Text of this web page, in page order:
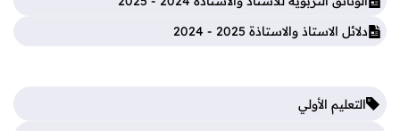
دلائل الاستاذ والاستاذة 2025 - 2024
التعليم الأولي